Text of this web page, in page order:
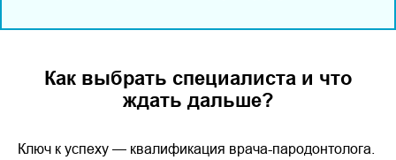
Как выбрать специалиста и что
ждать дальше?
Ключ к успеху — квалификация врача-пародонтолога.